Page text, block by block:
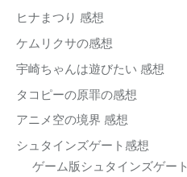
ヒナまつり 感想
ケムリクサの感想
宇崎ちゃんは遊びたい 感想
タコピーの原罪の感想
アニメ空の境界 感想
シュタインズゲート感想
ゲーム版シュタインズゲート